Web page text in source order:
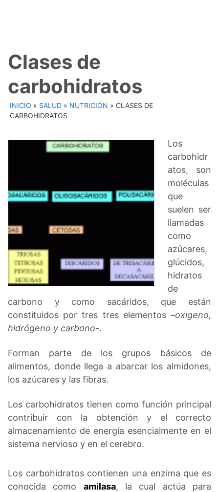
Clases de
carbohidratos
INICIO » SALUD » NUTRICIÓN » CLASES DE
CARBOHIDRATOS
Los
carbohidr
atos, son
moléculas
que
suelen ser
llamadas
como
azúcares,
glúcidos,
hidratos
de
carbono y como sacáridos, que están
constituidos por tres tres elementos –oxigeno,
hidrógeno y carbono-.
Forman parte de los grupos básicos de
alimentos, donde llega a abarcar los almidones,
los azúcares y las fibras.
Los carbohidratos tienen como función principal
contribuir con la obtención y el correcto
almacenamiento de energía esencialmente en el
sistema nervioso y en el cerebro.
Los carbohidratos contienen una enzima que es
conocida como amilasa, la cual actúa para